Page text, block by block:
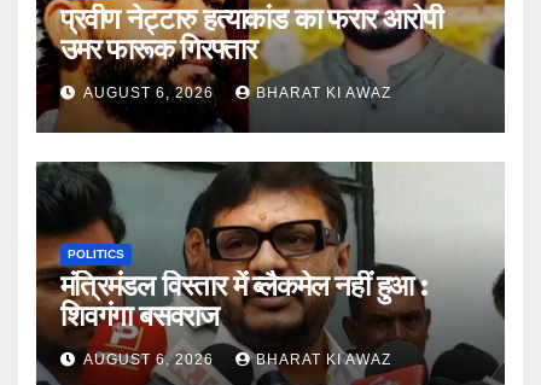
प्रवीण नेट्टारु हत्याकांड का फरार आरोपी
उमर फारूक गिरफ्तार
AUGUST 6, 2026 BHARAT KI AWAZ
POLITICS
मंत्रिमंडल विस्तार में ब्लैकमेल नहीं हुआ :
शिवगंगा बसवराज
AUGUST 6, 2026 BHARAT KI AWAZ